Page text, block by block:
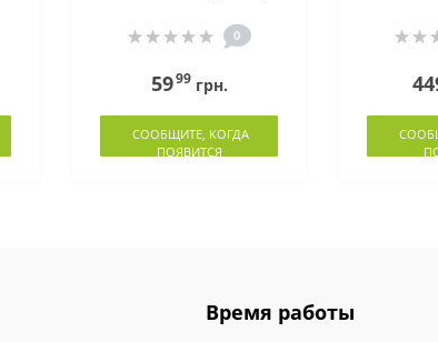
0
5999грн.
СООБЩИТЕ, КОГДА
ПОЯВИТСЯ
Время работы